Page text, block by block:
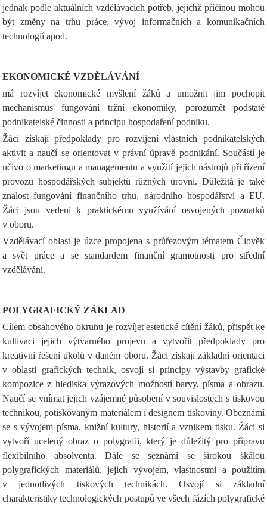
jednak podle aktuálních vzdělávacích potřeb, jejichž příčinou mohou
být změny na trhu práce, vývoj informačních a komunikačních
technologií apod.
EKONOMICKÉ VZDĚLÁVÁNÍ
má rozvíjet ekonomické myšlení žáků a umožnit jim pochopit
mechanismus fungování tržní ekonomiky, porozumět podstatě
podnikatelské činnosti a principu hospodaření podniku.
Žáci získají předpoklady pro rozvíjení vlastních podnikatelských
aktivit a naučí se orientovat v právní úpravě podnikání. Součástí je
učivo o marketingu a managementu a využití jejich nástrojů při řízení
provozu hospodářských subjektů různých úrovní. Důležitá je také
znalost fungování finančního trhu, národního hospodářství a EU.
Žáci jsou vedeni k praktickému využívání osvojených poznatků
v oboru.
Vzdělávací oblast je úzce propojena s průřezovým tématem Člověk
a svět práce a se standardem finanční gramotnosti pro střední
vzdělávání.
POLYGRAFICKÝ ZÁKLAD
Cílem obsahového okruhu je rozvíjet estetické cítění žáků, přispět ke
kultivaci jejich výtvarného projevu a vytvořit předpoklady pro
kreativní řešení úkolů v daném oboru. Žáci získají základní orientaci
v oblasti grafických technik, osvojí si principy výstavby grafické
kompozice z hlediska výrazových možností barvy, písma a obrazu.
Naučí se vnímat jejich vzájemné působení v souvislostech s tiskovou
technikou, potiskovaným materiálem i designem tiskoviny. Obeznámí
se s vývojem písma, knižní kultury, historií a vznikem tisku. Žáci si
vytvoří ucelený obraz o polygrafii, který je důležitý pro přípravu
flexibilního absolventa. Dále se seznámí se širokou škálou
polygrafických materiálů, jejich vývojem, vlastnostmi a použitím
v jednotlivých tiskových technikách. Osvojí si základní
charakteristiky technologických postupů ve všech fázích polygrafické